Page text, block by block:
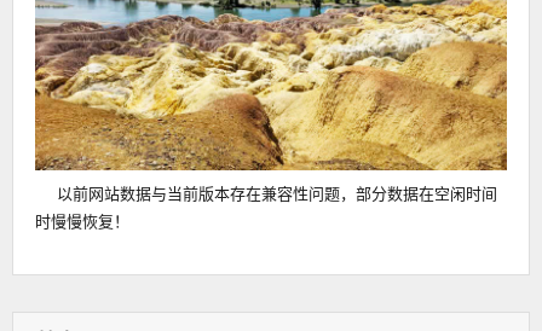
以前网站数据与当前版本存在兼容性问题，部分数据在空闲时间
时慢慢恢复！